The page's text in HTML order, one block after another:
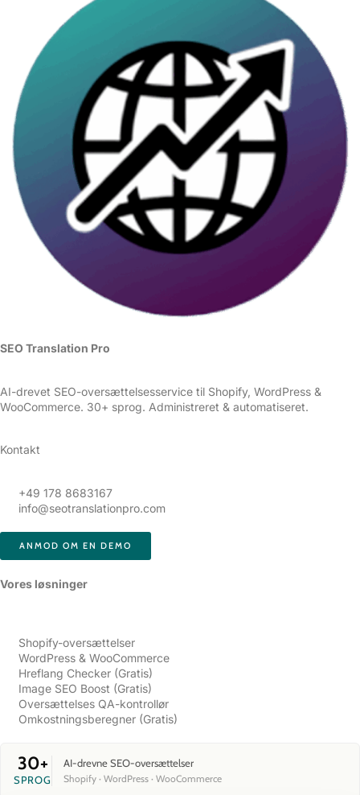
SEO Translation Pro
AI-drevet SEO-oversættelsesservice til Shopify, WordPress &
WooCommerce. 30+ sprog. Administreret & automatiseret.
Kontakt
+49 178 8683167
info@seotranslationpro.com
ANMOD OM EN DEMO
Vores løsninger​
Shopify-oversættelser
WordPress & WooCommerce
Hreflang Checker (Gratis)
Image SEO Boost (Gratis)
Oversættelses QA-kontrollør
Omkostningsberegner (Gratis)
30+
SPROG
AI-drevne SEO-oversættelser
Shopify · WordPress · WooCommerce